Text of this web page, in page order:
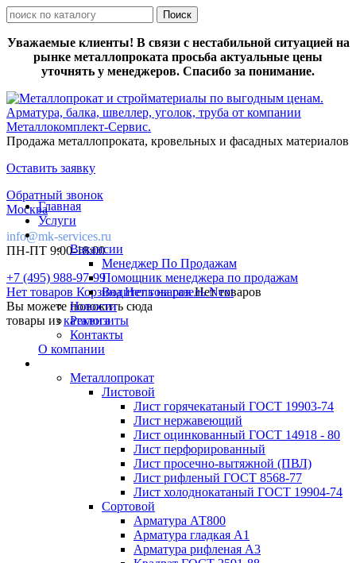
Уважаемые клиенты! В связи с нестабильной ситуацией на
рынке металлопроката просьба актуальные цены
уточнять у менеджеров. Спасибо за понимание.
Продажа металлопроката, кровельных и фасадных материалов
Оставить заявку
Обратный звонок
Москва
info@mk-services.ru
ПН-ПТ 9:00-18:00
+7 (495) 988-97-99
Нет товаров КорзинаНет товаровНет товаров
Вы можете положить сюда
товары изкаталога
Главная
Услуги
Вакансии
Менеджер По Продажам
Помощник менеджера по продажам
Водитель на газель Next
Новости
Реквизиты
Контакты
О компании
Металлопрокат
Листовой
Лист горячекатаный ГОСТ 19903-74
Лист нержавеющий
Лист оцинкованный ГОСТ 14918 - 80
Лист перфорированный
Лист просечно-вытяжной (ПВЛ)
Лист рифленый ГОСТ 8568-77
Лист холоднокатаный ГОСТ 19904-74
Сортовой
Арматура АТ800
Арматура гладкая А1
Арматура рифленая А3